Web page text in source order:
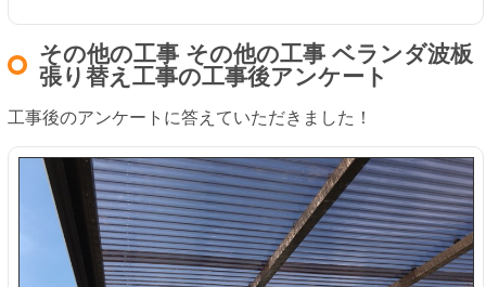
その他の工事 その他の工事 ベランダ波板
張り替え工事の工事後アンケート
工事後のアンケートに答えていただきました！